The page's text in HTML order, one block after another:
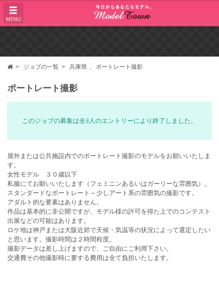
MENU
ジョブの一覧 兵庫県 ポートレート撮影
ポートレート撮影
このジョブの募集は全3人のエントリーにより終了しました。
屋外または公共施設内でのポートレート撮影のモデルをお願いいたしま
す。
女性モデル ３０歳以下
私服にてお願いいたします（フェミニンあるいはガーリーな雰囲気）。
スタンダードなポートレート～少しアート系の雰囲気の撮影です。
アダルト的な要素はありません。
作品は基本的に非公開ですが、モデル様の許可を得た上でのコンテスト
出展などの可能はあります。
ロケ地は神戸または大阪近郊で天候・気温等の状況によって選定したい
と思います。撮影時間は２時間程度。
撮影データは差し上げますので、ご自由にご利用下さい。
交通費その他撮影時に要する費用は全て負担いたします。